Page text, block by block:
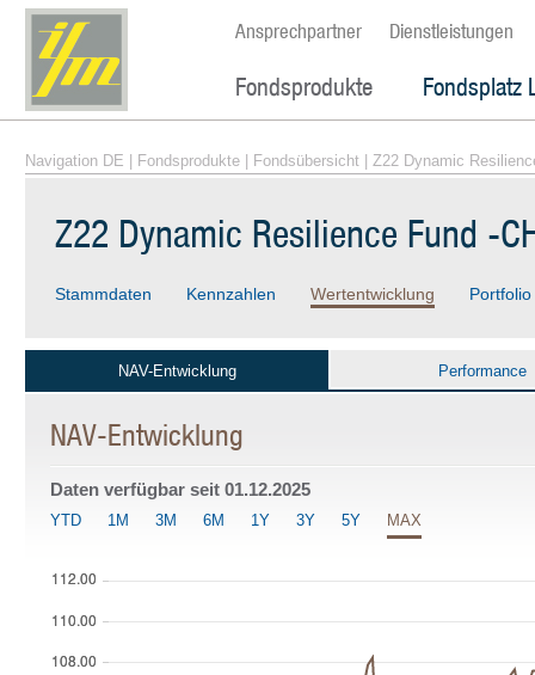
Ansprechpartner Dienstleistungen
Fondsprodukte Fondsplatz
Navigation DE Fondsprodukte Fondsübersicht | Z22 Dynamic
Z22 Dynamic Resilience Fund -
Stammdaten Kennzahlen Wertentwicklung Portfolio
NAV-Entwicklung Performance
NAV-Entwicklung
Daten verfügbar seit 01.12.2025
YTD 1M 3M 6M 1Y 3Y 5Y MAX